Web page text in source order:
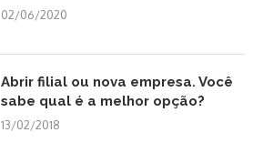
02/06/2020
Abrir filial ou nova empresa. Você
sabe qual é a melhor opção?
13/02/2018